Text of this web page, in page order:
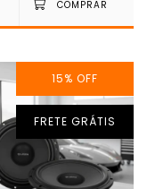
15% OFF
FRETE GRÁTIS